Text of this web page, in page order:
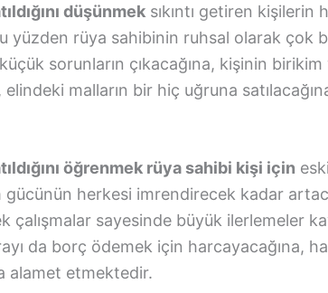
düşünmek sıkıntı getiren kişilerin
yüzden rüya sahibinin ruhsal olarak çok
sorunların çıkacağına, kişinin
malların bir hiç uğruna
öğrenmek rüya sahibi kişi için
gücünün herkesi imrendirecek kadar
çalışmalar sayesinde büyük ilerlemeler
da borç ödemek için harcayacağına,
alamet etmektedir.